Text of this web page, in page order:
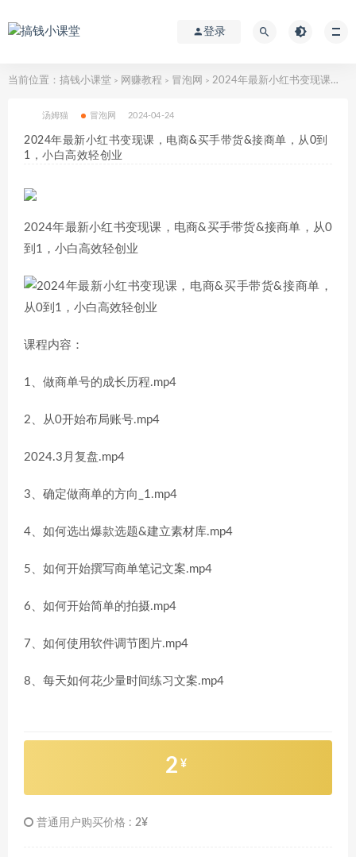
登录
当前位置： 搞钱小课堂 > 网赚教程 > 冒泡网 > 2024年最新小红书变现课，电商&买手带货&接商单，从0到1，小白高效轻创业
汤姆猫 冒泡网 2024-04-24
2024年最新小红书变现课，电商&买手带货&接商单，从0到
1，小白高效轻创业
2024年最新小红书变现课，电商&买手带货&接商单，从0
到1，小白高效轻创业
课程内容：
1、做商单号的成长历程.mp4
2、从0开始布局账号.mp4
2024.3月复盘.mp4
3、确定做商单的方向_1.mp4
4、如何选出爆款选题&建立素材库.mp4
5、如何开始撰写商单笔记文案.mp4
6、如何开始简单的拍摄.mp4
7、如何使用软件调节图片.mp4
8、每天如何花少量时间练习文案.mp4
2 ¥
普通用户购买价格 : 2¥